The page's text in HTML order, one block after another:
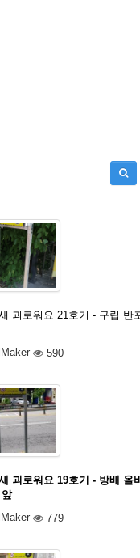
괴로워요 21호기 - 구립 반
590
괴로워요 19호기 - 방배 올
779